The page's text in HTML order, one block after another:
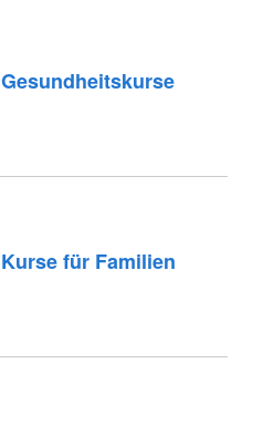
Gesundheitskurse
Kurse für Familien